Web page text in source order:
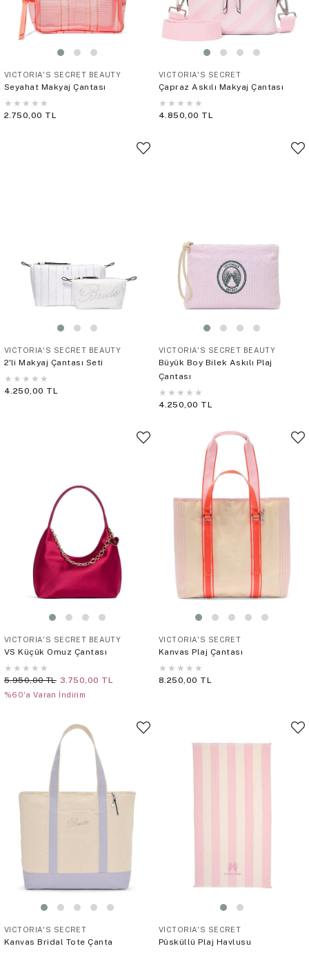
VICTORIA'S SECRET BEAUTY
Seyahat Makyaj Çantası
★ ★ ★ ★ ★
2.750,00 TL
VICTORIA'S SECRET
Çapraz Askılı Makyaj Çantası
★ ★ ★ ★ ★
4.850,00 TL
VICTORIA'S SECRET BEAUTY
2'li Makyaj Çantası Seti
★ ★ ★ ★ ★
4.250,00 TL
VICTORIA'S SECRET BEAUTY
Büyük Boy Bilek Askılı Plaj
Çantası
★ ★ ★ ★ ★
4.250,00 TL
VICTORIA'S SECRET BEAUTY
VS Küçük Omuz Çantası
★ ★ ★ ★ ★
5.950,00 TL 3.750,00 TL
%60'a Varan İndirim
VICTORIA'S SECRET
Kanvas Plaj Çantası
★ ★ ★ ★ ★
8.250,00 TL
VICTORIA'S SECRET
Kanvas Bridal Tote Çanta
VICTORIA'S SECRET
Püsküllü Plaj Havlusu